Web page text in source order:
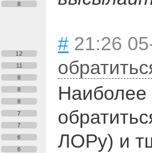
8
12
11
8
8
8
7
7
6
6
# 21:26
Наиболее
ЛОРу) и